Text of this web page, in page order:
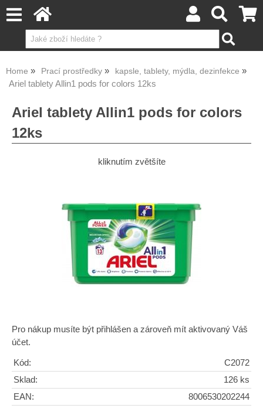
Home Prací prostředky kapsle, tablety, mýdla, dezinfekce
Ariel tablety Allin1 pods for colors 12ks
Ariel tablety Allin1 pods for colors
12ks
kliknutím zvětšíte
Pro nákup musíte být přihlášen a zároveň mít aktivovaný Váš
účet.
Kód:
C2072
Sklad:
126 ks
EAN:
8006530202244